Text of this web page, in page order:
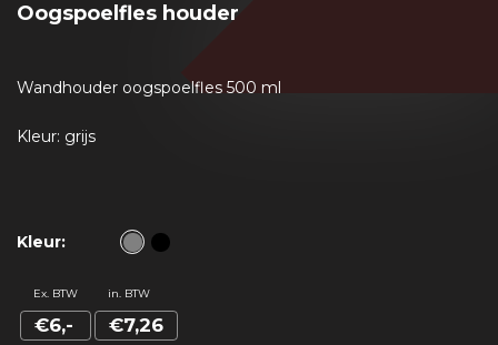
Oogspoelfles houder
Wandhouder oogspoelfles 500 ml
Kleur: grijs
Kleur:
Ex. BTW in. BTW
€6,- €7,26